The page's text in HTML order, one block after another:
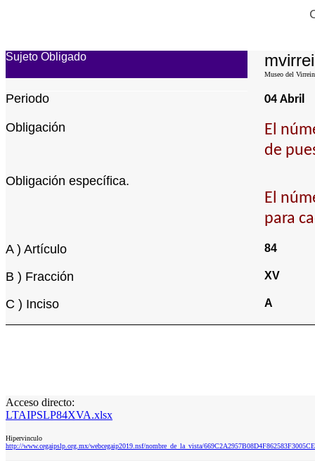
Sujeto Obligado
Museo del
Periodo 04 Abril
Obligación
El
de
Obligación específica.
El
para
A ) Artículo 84
B ) Fracción XV
C ) Inciso A
Acceso directo:
LTAIPSLP84XVA.xlsx
Hipervinculo
http://www.cegaipslp.org.mx/webcegaip2019.nsf/nombre_de_la_vista/